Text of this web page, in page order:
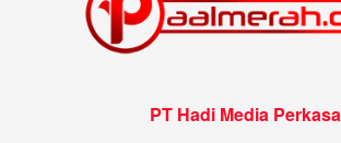
PT Hadi Media Perkasa